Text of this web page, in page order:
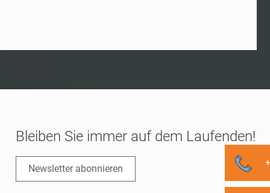
Bleiben Sie immer auf dem Laufenden!
Newsletter abonnieren